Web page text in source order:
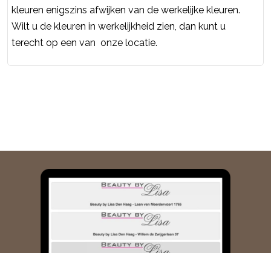
kleuren enigszins afwijken van de werkelijke kleuren.
Wilt u de kleuren in werkelijkheid zien, dan kunt u
terecht op een van onze locatie.